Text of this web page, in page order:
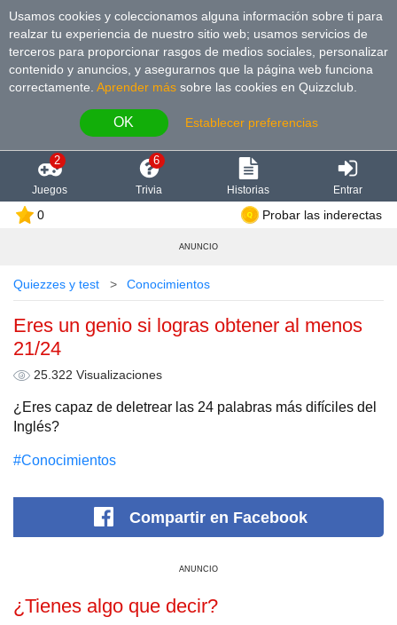
Usamos cookies y coleccionamos alguna información sobre ti para
realzar tu experiencia de nuestro sitio web; usamos servicios de
terceros para proporcionar rasgos de medios sociales, personalizar
contenido y anuncios, y asegurarnos que la página web funciona
correctamente. Aprender más sobre las cookies en Quizzclub.
OK Establecer preferencias
2
Juegos
6
Trivia Historias Entrar
0 Probar las inderectas
ANUNCIO
Quiezzes y test Conocimientos
Eres un genio si logras obtener al menos
21/24
25.322 Visualizaciones
¿Eres capaz de deletrear las 24 palabras más difíciles del
Inglés?
#Conocimientos
Compartir en Facebook
ANUNCIO
¿Tienes algo que decir?